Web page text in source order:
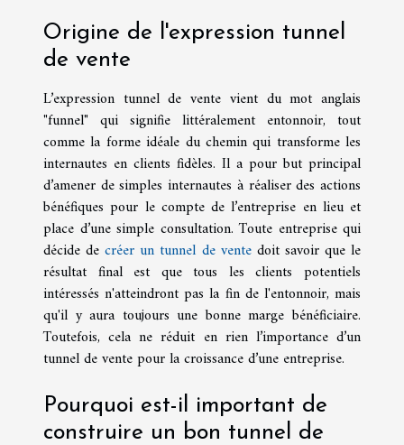
Origine de l'expression tunnel
de vente
L’expression tunnel de vente vient du mot anglais
"funnel" qui signifie littéralement entonnoir, tout
comme la forme idéale du chemin qui transforme les
internautes en clients fidèles. Il a pour but principal
d’amener de simples internautes à réaliser des actions
bénéfiques pour le compte de l’entreprise en lieu et
place d’une simple consultation. Toute entreprise qui
décide decréer un tunnel de ventedoit savoir que le
résultat final est que tous les clients potentiels
intéressés n'atteindront pas la fin de l'entonnoir, mais
qu'il y aura toujours une bonne marge bénéficiaire.
Toutefois, cela ne réduit en rien l’importance d’un
tunnel de vente pour la croissance d’une entreprise.
Pourquoi est-il important de
construire un bon tunnel de